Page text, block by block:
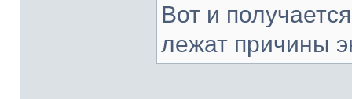
Вот и
лежат причины